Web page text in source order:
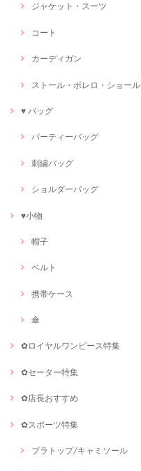
ジャケット・スーツ
コート
カーディガン
ストール・ボレロ・ショール
♥ バッグ
パーティーバッグ
刺繍バッグ
ショルダーバッグ
♥小物
帽子
ベルト
携帯ケース
傘
✿ロイヤルワンピース特集
✿セーター特集
✿店長おすすめ
✿スポーツ特集
ブラトップ/キャミソール